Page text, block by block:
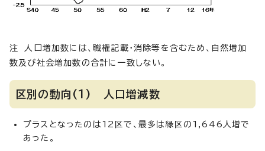
注 人口増加数には、職権記載・消除等を含むため、自然増加
数及び社会増加数の合計に一致しない。
区別の動向(1) 人口増減数
プラスとなったのは12区で、最多は緑区の1,646人増で
あった。